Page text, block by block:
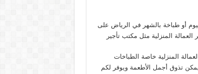
أو طباخة بالشهر في الرياض على
المنزلية مثل مكتب تأجير
المنزلية خاصة الطباخات
يمكن تذوق أجمل الأطعمة ويوفر لكم